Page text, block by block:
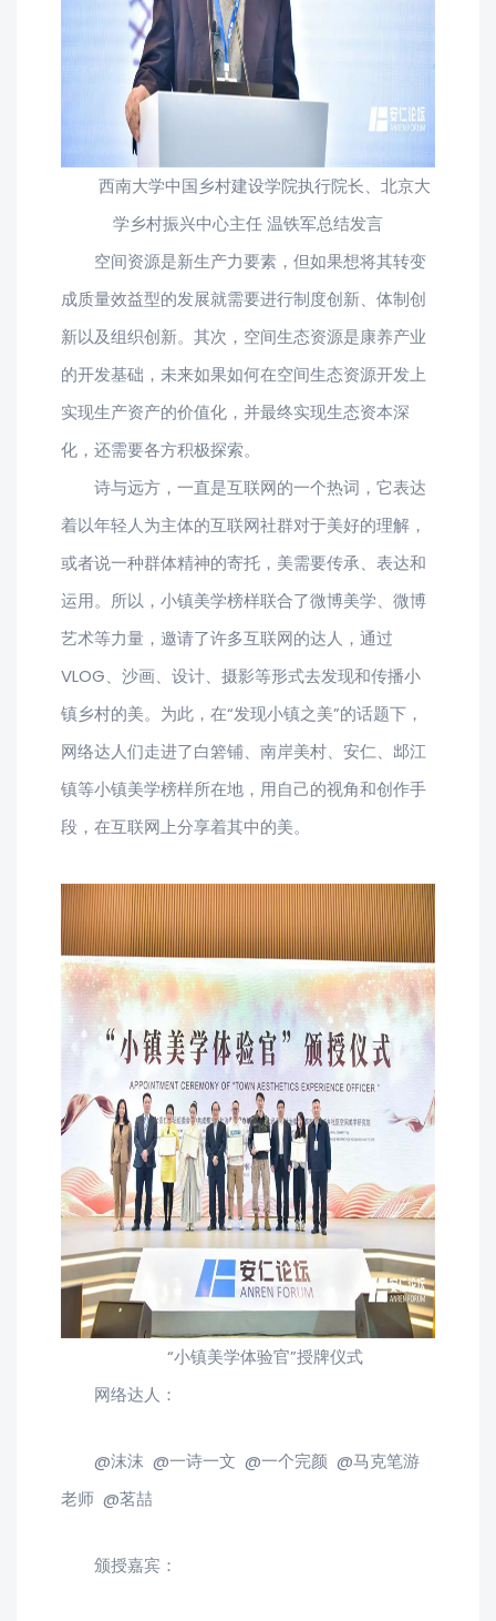
西南大学中国乡村建设学院执行院长、北京大
学乡村振兴中心主任 温铁军总结发言
空间资源是新生产力要素，但如果想将其转变
成质量效益型的发展就需要进行制度创新、体制创
新以及组织创新。其次，空间生态资源是康养产业
的开发基础，未来如果如何在空间生态资源开发上
实现生产资产的价值化，并最终实现生态资本深
化，还需要各方积极探索。
诗与远方，一直是互联网的一个热词，它表达
着以年轻人为主体的互联网社群对于美好的理解，
或者说一种群体精神的寄托，美需要传承、表达和
运用。所以，小镇美学榜样联合了微博美学、微博
艺术等力量，邀请了许多互联网的达人，通过
VLOG、沙画、设计、摄影等形式去发现和传播小
镇乡村的美。为此，在“发现小镇之美”的话题下，
网络达人们走进了白箬铺、南岸美村、安仁、䢺江
镇等小镇美学榜样所在地，用自己的视角和创作手
段，在互联网上分享着其中的美。
“小镇美学体验官”授牌仪式
网络达人：
@沫沫 @一诗一文 @一个完颜 @马克笔游
老师 @茗喆
颁授嘉宾：